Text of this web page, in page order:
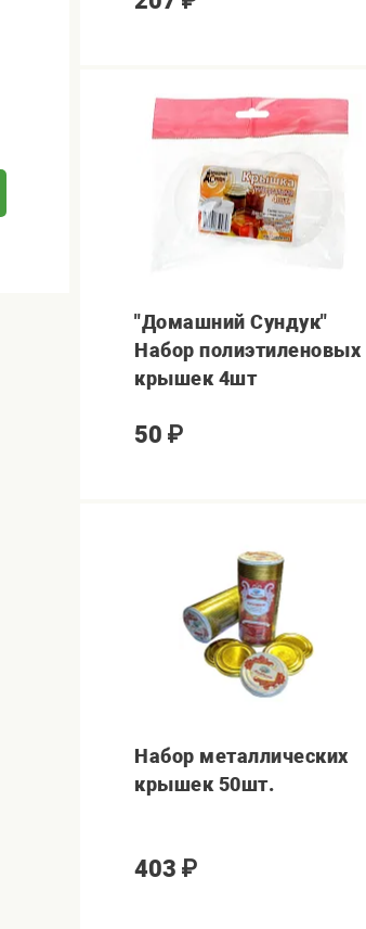
"Домашний Сундук"
Набор полиэтиленовых
крышек 4шт
50 ₽
Набор металлических
крышек 50шт.
403 ₽